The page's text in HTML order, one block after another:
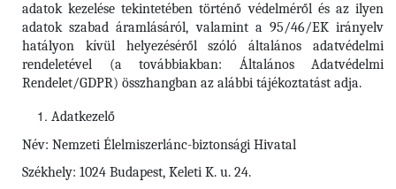
adatok kezelése tekintetében történő védelméről és az ilyen
adatok szabad áramlásáról, valamint a 95/46/EK irányelv
hatályon kívül helyezéséről szóló általános adatvédelmi
rendeletével (a továbbiakban: Általános Adatvédelmi
Rendelet/GDPR) összhangban az alábbi tájékoztatást adja.
Adatkezelő
Név: Nemzeti Élelmiszerlánc-biztonsági Hivatal
Székhely: 1024 Budapest, Keleti K. u. 24.